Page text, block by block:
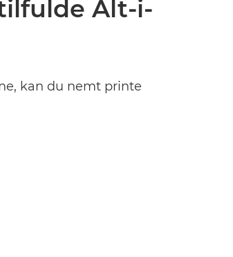
Alt-i-
kan du nemt printe